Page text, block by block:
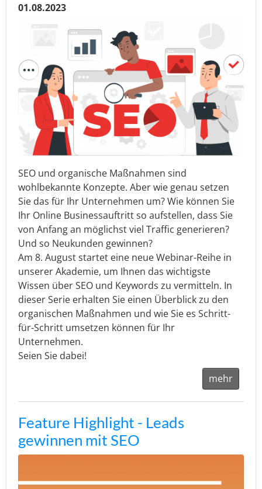
01.08.2023
SEO und organische Maßnahmen sind
wohlbekannte Konzepte. Aber wie genau setzen
Sie das für Ihr Unternehmen um? Wie können Sie
Ihr Online Businessauftritt so aufstellen, dass Sie
von Anfang an möglichst viel Traffic generieren?
Und so Neukunden gewinnen?
Am 8. August startet eine neue Webinar-Reihe in
unserer Akademie, um Ihnen das wichtigste
Wissen über SEO und Keywords zu vermitteln. In
dieser Serie erhalten Sie einen Überblick zu den
organischen Maßnahmen und wie Sie es Schritt-
für-Schritt umsetzen können für Ihr
Unternehmen.
Seien Sie dabei!
mehr
Feature Highlight - Leads
gewinnen mit SEO